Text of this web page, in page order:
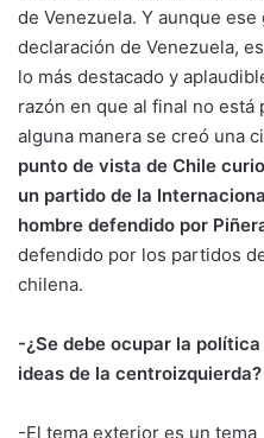
de Venezuela. Y aunque
declaración de Venezuela,
lo más destacado y
razón en que al final no está
alguna manera se creó una
punto de vista de Chile
un partido de la
hombre defendido por
defendido por los partidos
chilena.
-¿Se debe ocupar la política
ideas de la centroizquierda?
-El tema exterior es un